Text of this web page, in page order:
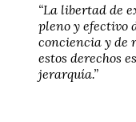
“La libertad de
pleno y efectivo
conciencia y de
estos derechos
jerarquía.”